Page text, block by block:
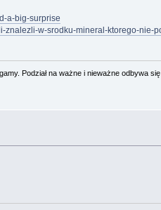
a-big-surprise
znalezli-w-srodku-mineral-ktorego-nie-
Podział na ważne i nieważne odbywa